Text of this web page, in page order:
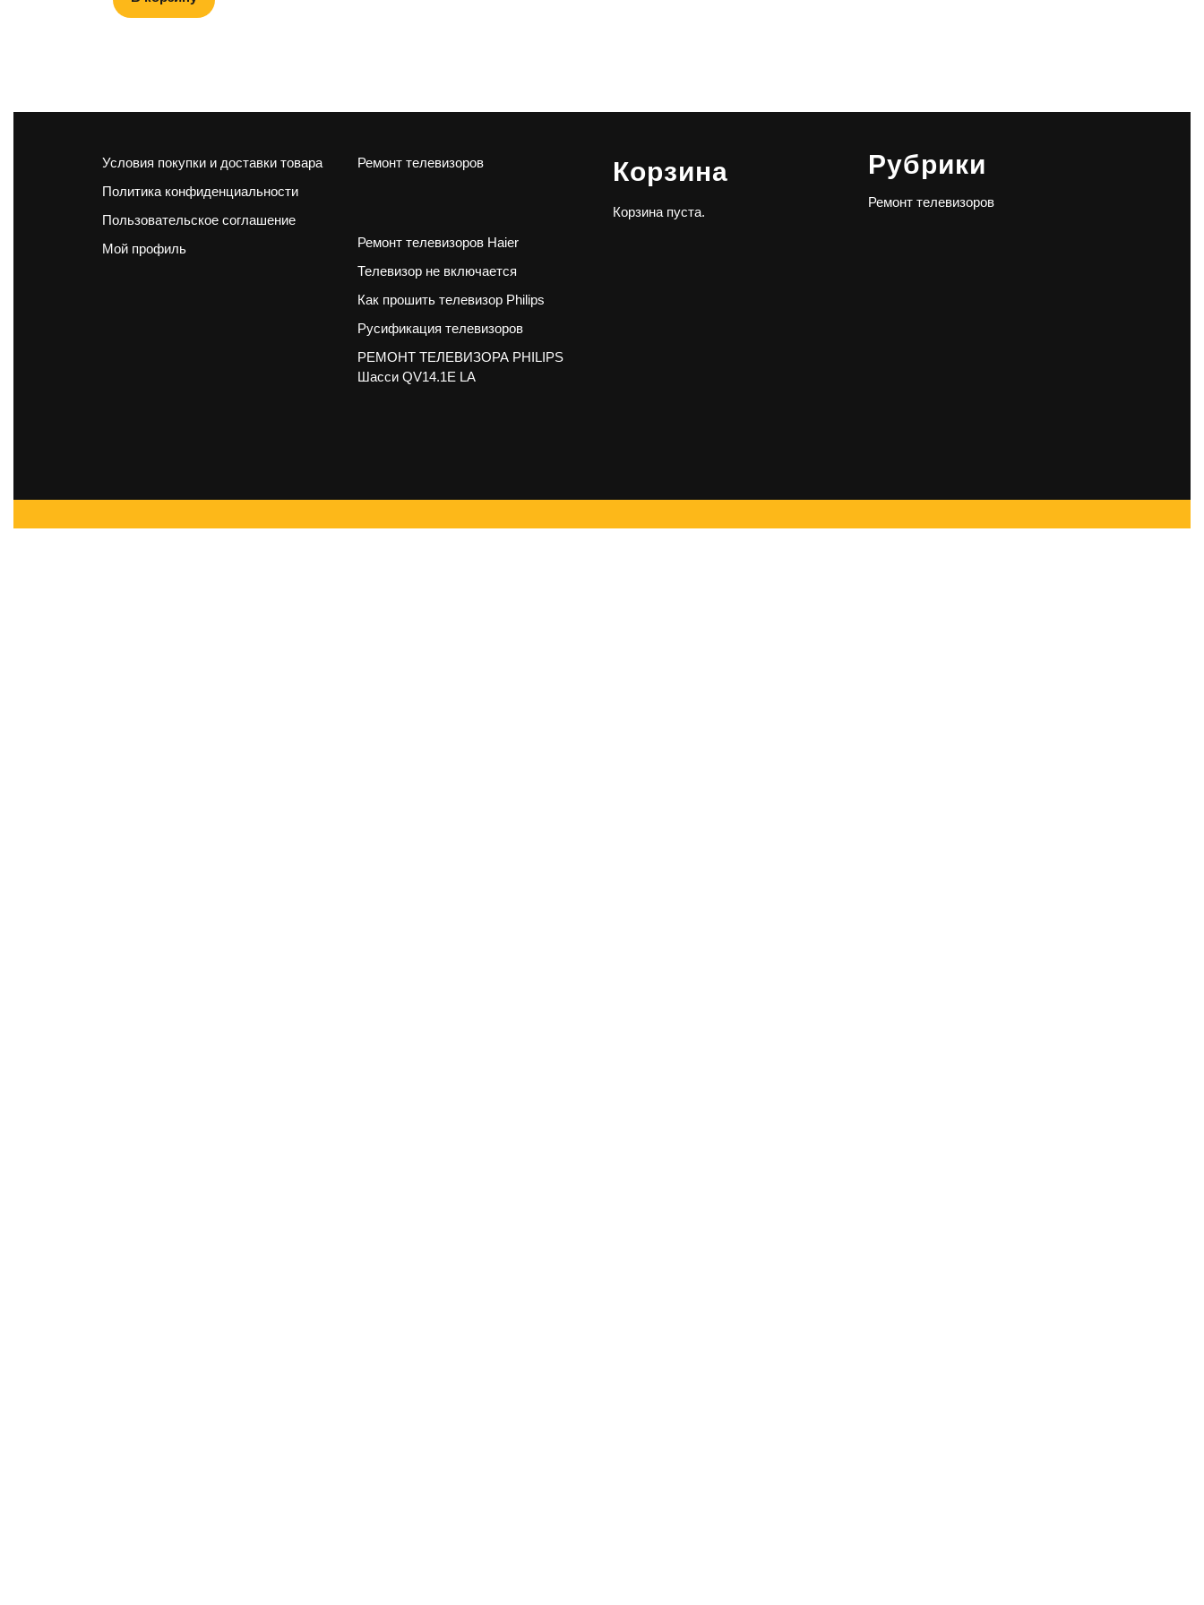
Условия покупки и доставки товара
Политика конфиденциальности
Пользовательское соглашение
Мой профиль
Ремонт телевизоров
Ремонт телевизоров Haier
Телевизор не включается
Как прошить телевизор Philips
Русификация телевизоров
РЕМОНТ ТЕЛЕВИЗОРА PHILIPS
Шасси QV14.1E LA
Корзина
Корзина пуста.
Рубрики
Ремонт телевизоров